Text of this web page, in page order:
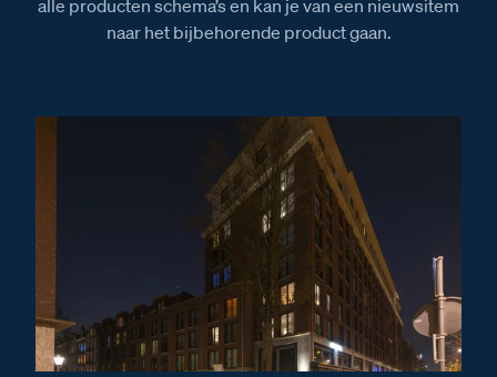
Installatiewijzer E-65 voeding
Afmetingen van het BT-Rel relais
Afmetingen van de AV adaptor
Afmetingen van de VV Videoverdeler
Afmetingen van de SUI
Afmetingen van de VER Versterker
Afmetingen van de videofoon M-10 Noordwijk
Afmetingen van de E-63 voeding
alle producten schema’s en kan je van een nieuwsitem
naar het bijbehorende product gaan.